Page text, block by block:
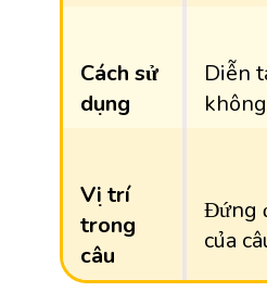
Cách sử
dụng
Diễn
Vị trí
trong
câu
Đứng
của